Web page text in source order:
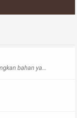
bahan ya...